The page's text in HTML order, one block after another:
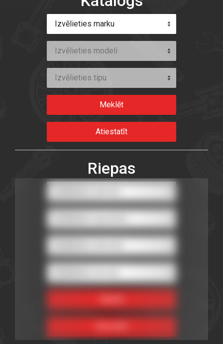
Izvēlieties marku
Izvēlieties modeli
Izvēlieties tipu
Riepas